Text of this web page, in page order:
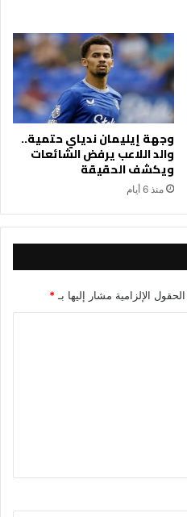
وجهة إيليمان ندياي حتمية..
والد اللاعب يرفض الشائعات
ويكشف الحقيقة
منذ 6 أيام
الحقول الإلزامية مشار إليها بـ*